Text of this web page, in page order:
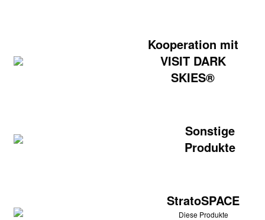
Kooperation mit
VISIT DARK
SKIES®
Sonstige
Produkte
StratoSPACE
Diese Produkte